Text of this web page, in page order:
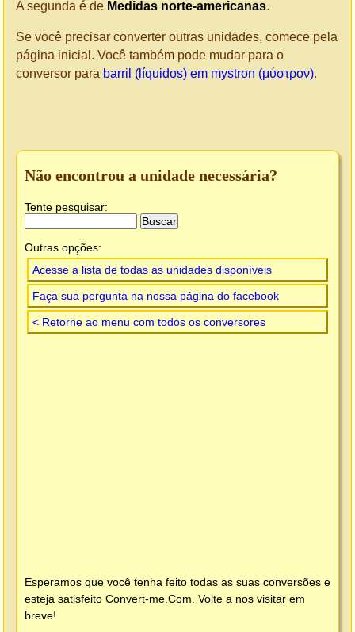
A segunda é de Medidas norte-americanas.
Se você precisar converter outras unidades, comece pela
página inicial. Você também pode mudar para o
conversor para barril (líquidos) em mystron (μύστρον).
Não encontrou a unidade necessária?
Tente pesquisar:
Outras opções:
Acesse a lista de todas as unidades disponíveis
Faça sua pergunta na nossa página do facebook
< Retorne ao menu com todos os conversores
Esperamos que você tenha feito todas as suas conversões e
esteja satisfeito Convert-me.Com . Volte a nos visitar em
breve!